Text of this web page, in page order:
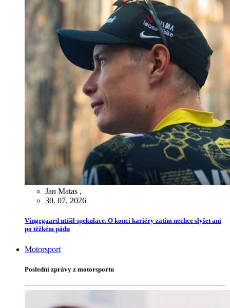
Jan Matas ,
30. 07. 2026
Vingegaard utišil spekulace. O konci kariéry zatím nechce slyšet ani
po těžkém pádu
Motorsport
Poslední zprávy z motorsportu